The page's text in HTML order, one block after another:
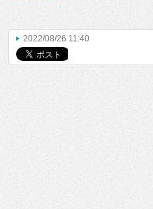
2022/08/26 11:40